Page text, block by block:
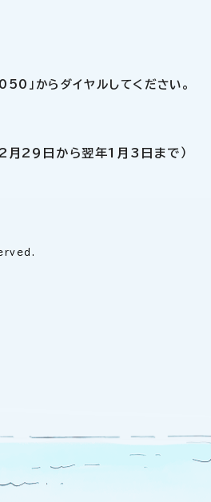
からダイヤルしてください。
月29日から翌年1月3日まで）